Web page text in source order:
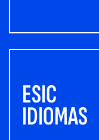
ESIC
IDIOMAS